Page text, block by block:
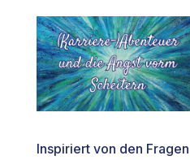
Inspiriert von den